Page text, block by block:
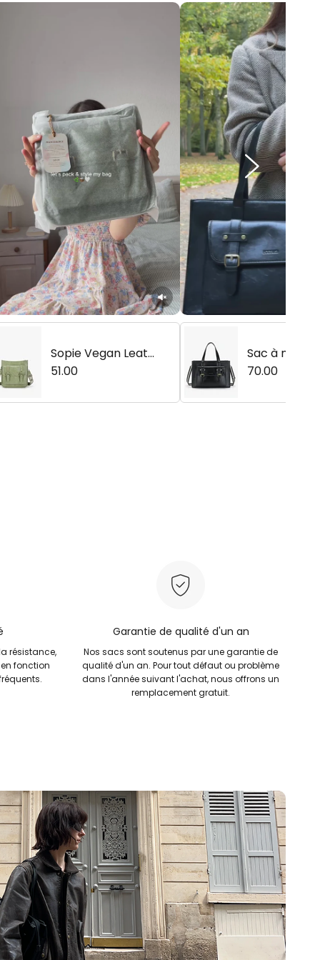
Sopie Vegan Leat
her Tous les jours
51.00
Sac à main
PU
t pour
70.00
résistance,
fonction
Garantie de qualité d'un an
Nos sacs sont soutenus par une garantie de
qualité d'un an. Pour tout défaut ou problème
dans l'année suivant l'achat, nous offrons un
remplacement gratuit.